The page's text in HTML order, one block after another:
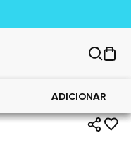
ADICIONAR